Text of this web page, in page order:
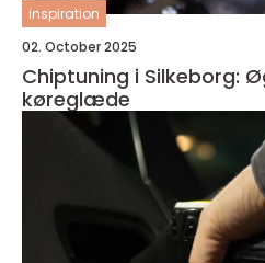
inspiration
02. October 2025
Chiptuning i Silkeborg:
køreglæde